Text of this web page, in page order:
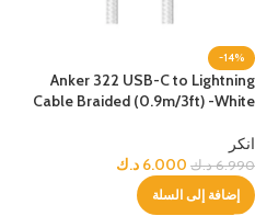
-14%
Anker 322 USB-C to Lightning
Cable Braided (0.9m/3ft) -White
انكر
6.990 د.ك 6.000 د.ك
إضافة إلى السلة